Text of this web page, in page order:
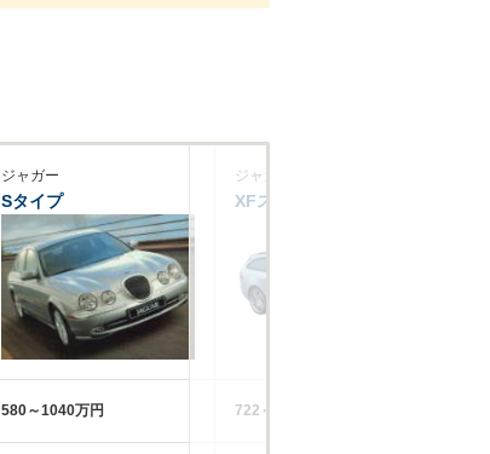
ジャガー
Sタイプ
580～1040万円
ジャガー
XFスポーツブレイク
722～911万円